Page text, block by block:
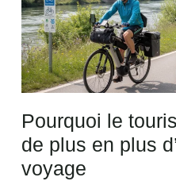
Pourquoi le
de plus en plus
voyage